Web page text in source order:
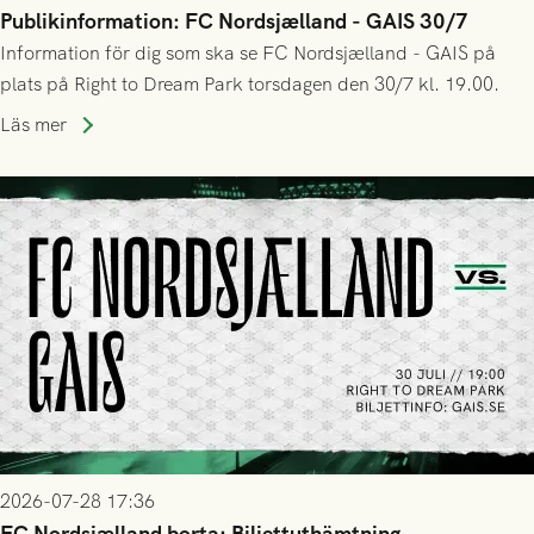
Publikinformation: FC Nordsjælland - GAIS 30/7
Information för dig som ska se FC Nordsjælland - GAIS på
plats på Right to Dream Park torsdagen den 30/7 kl. 19.00.
Läs mer
2026-07-28 17:36